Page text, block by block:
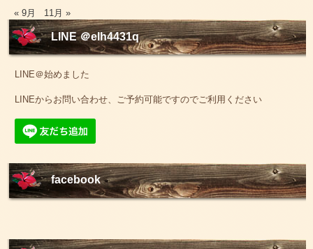
« 9月 11月 »
LINE ＠elh4431q
LINE＠始めました
LINEからお問い合わせ、ご予約可能ですのでご利用ください
facebook